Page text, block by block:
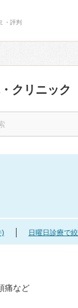
・評判
クリニック
) 日曜日診療で
痛など